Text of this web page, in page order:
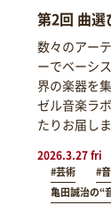
第2回 曲選
数々のアー
ーでベーシ
界の楽器を
ゼル音楽ラ
たりお届しま
2026.3.27 fri
#芸術 #
亀田誠治の“